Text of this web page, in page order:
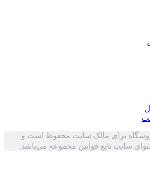
برای مالک سایت محفوظ است و
سایت تابع قوانین مجموعه می‌باشد.